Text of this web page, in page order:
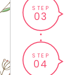
STEP
03
STEP
04